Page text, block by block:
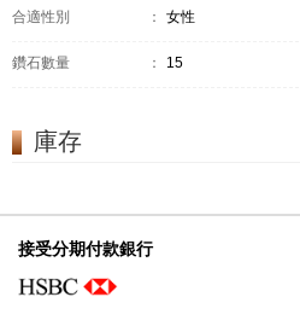
合適性別 ： 女性
鑽石數量 ： 15
庫存
接受分期付款銀行